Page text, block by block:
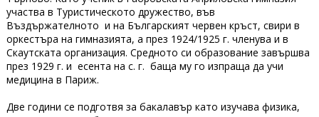
участва в Туристическото дружество, във
Въздържателното и на Българският червен кръст, свири в
оркестъра на гимназията, а през 1924/1925 г. членува и в
Скаутската организация. Средното си образование завършва
през 1929 г. и есента на с. г. баща му го изпраща да учи
медицина в Париж.
Две години се подготвя за бакалавър като изучава физика,